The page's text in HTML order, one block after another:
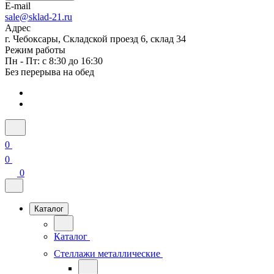
E-mail
sale@sklad-21.ru
Адрес
г. Чебоксары, Складской проезд 6, склад 34
Режим работы
Пн - Пт: с 8:30 до 16:30
Без перерыва на обед
0
0
0
Каталог
Каталог
Стеллажи металлические